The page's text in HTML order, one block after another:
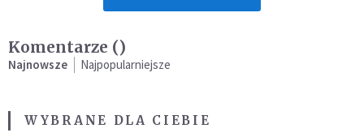
Komentarze ()
Najnowsze Najpopularniejsze
WYBRANE DLA CIEBIE